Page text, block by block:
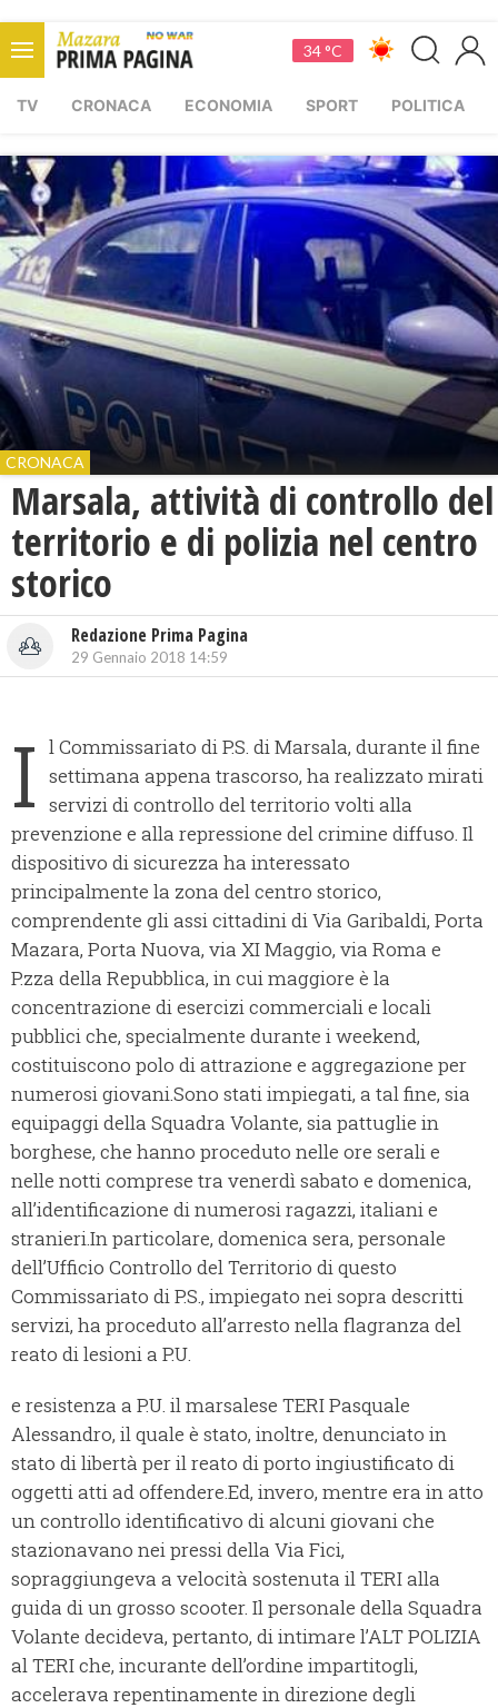
34 °C
TV CRONACA ECONOMIA SPORT POLITICA
CRONACA
Marsala, attività di controllo del
territorio e di polizia nel centro
storico
Redazione Prima Pagina
29 Gennaio 2018 14:59
I l Commissariato di P.S. di Marsala, durante il fine
settimana appena trascorso, ha realizzato mirati
servizi di controllo del territorio volti alla
prevenzione e alla repressione del crimine diffuso. Il
dispositivo di sicurezza ha interessato
principalmente la zona del centro storico,
comprendente gli assi cittadini di Via Garibaldi, Porta
Mazara, Porta Nuova, via XI Maggio, via Roma e
P.zza della Repubblica, in cui maggiore è la
concentrazione di esercizi commerciali e locali
pubblici che, specialmente durante i weekend,
costituiscono polo di attrazione e aggregazione per
numerosi giovani.Sono stati impiegati, a tal fine, sia
equipaggi della Squadra Volante, sia pattuglie in
borghese, che hanno proceduto nelle ore serali e
nelle notti comprese tra venerdì sabato e domenica,
all’identificazione di numerosi ragazzi, italiani e
stranieri.In particolare, domenica sera, personale
dell’Ufficio Controllo del Territorio di questo
Commissariato di P.S., impiegato nei sopra descritti
servizi, ha proceduto all’arresto nella flagranza del
reato di lesioni a P.U.
e resistenza a P.U. il marsalese TERI Pasquale
Alessandro, il quale è stato, inoltre, denunciato in
stato di libertà per il reato di porto ingiustificato di
oggetti atti ad offendere.Ed, invero, mentre era in atto
un controllo identificativo di alcuni giovani che
stazionavano nei pressi della Via Fici,
sopraggiungeva a velocità sostenuta il TERI alla
guida di un grosso scooter. Il personale della Squadra
Volante decideva, pertanto, di intimare l’ALT POLIZIA
al TERI che, incurante dell’ordine impartitogli,
accelerava repentinamente in direzione degli